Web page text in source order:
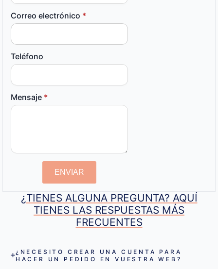
Correo electrónico *
Teléfono
Mensaje *
ENVIAR
¿TIENES ALGUNA PREGUNTA? AQUÍ
TIENES LAS RESPUESTAS MÁS
FRECUENTES
¿NECESITO CREAR UNA CUENTA PARA
HACER UN PEDIDO EN VUESTRA WEB?